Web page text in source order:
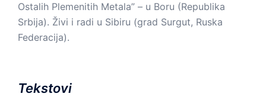
Ostalih Plemenitih Metala” – u Boru (Republika
Srbija). Živi i radi u Sibiru (grad Surgut, Ruska
Federacija).
Tekstovi